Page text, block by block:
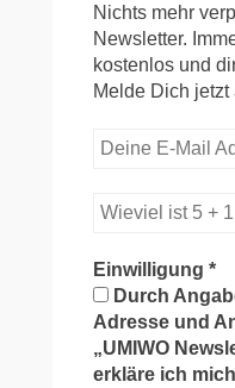
Nichts mehr
Newsletter.
kostenlos und
Melde Dich jetzt
Einwilligung*
Durch
Adresse und
„UMIWO
erkläre ich